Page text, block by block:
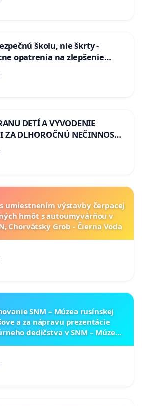
stavu závlahových a
na Slovensku
školu, nie škrty -
opatrenia na zlepšenie
DETÍ A VYVODENIE
ZA DLHOROČNÚ NEČINNOSŤ
umiestnením výstavby čerpacej
hmôt s autoumyvárňou v
Chorvátsky Grob - Čierna Voda
SNM – Múzea rusínskej
a za nápravu prezentácie
dedičstva v SNM – Múzeu